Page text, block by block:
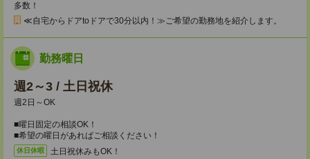
多数！
≪自宅からドアtoドアで30分以内！≫ご希望の勤務地を紹介します。
勤務曜日
週2～3 / 土日祝休
週2日～OK
■曜日固定の相談OK！
■希望の曜日があればご相談ください！
休日休暇
土日祝休みもOK！